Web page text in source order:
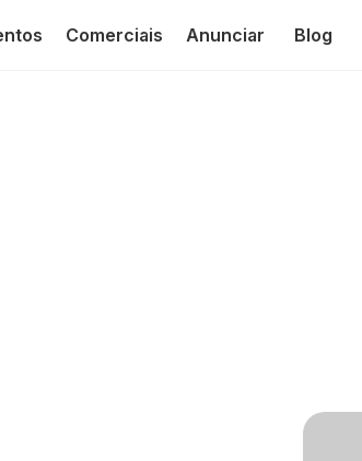
Comerciais Anunciar Blog